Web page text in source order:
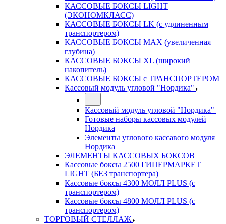
КАССОВЫЕ БОКСЫ LIGHT
(ЭКОНОМКЛАСС)
КАССОВЫЕ БОКСЫ LK (с удлиненным
транспортером)
КАССОВЫЕ БОКСЫ MAX (увеличенная
глубина)
КАССОВЫЕ БОКСЫ XL (широкий
накопитель)
КАССОВЫЕ БОКСЫ с ТРАНСПОРТЕРОМ
Кассовый модуль угловой "Нордика"
Кассовый модуль угловой "Нордика"
Готовые наборы кассовых модулей
Нордика
Элементы углового кассавого модуля
Нордика
ЭЛЕМЕНТЫ КАССОВЫХ БОКСОВ
Кассовые боксы 2500 ГИПЕРМАРКЕТ
LIGHT (БЕЗ транспортера)
Кассовые боксы 4300 МОЛЛ PLUS (с
транспортером)
Кассовые боксы 4800 МОЛЛ PLUS (с
транспортером)
ТОРГОВЫЙ СТЕЛЛАЖ